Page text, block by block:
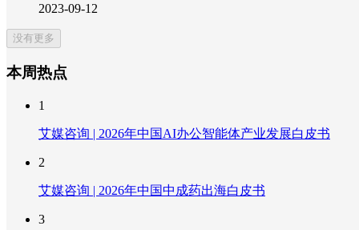
2023-09-12
没有更多
本周热点
1
艾媒咨询 | 2026年中国AI办公智能体产业发展白皮书
2
艾媒咨询 | 2026年中国中成药出海白皮书
3